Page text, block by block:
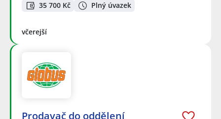
35 700 Kč Plný úvazek
včerejší
Prodavač do oddělení